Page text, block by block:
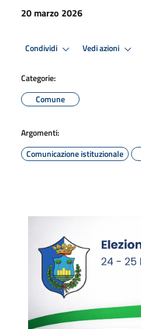
20 marzo 2026
Condividi Vedi azioni
Categorie:
Comune
Argomenti:
Comunicazione istituzionale